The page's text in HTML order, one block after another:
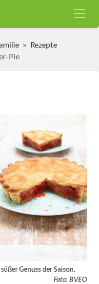
Rezepte
Pie
süßer Genuss der Saison.
Foto: BVEO